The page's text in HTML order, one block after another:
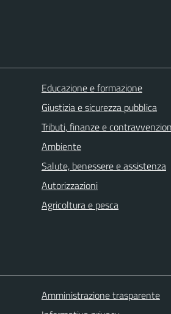
Educazione e formazione
Giustizia e sicurezza pubblica
Tributi, finanze e
Ambiente
Salute, benessere e assistenza
Autorizzazioni
Agricoltura e pesca
Amministrazione trasparente